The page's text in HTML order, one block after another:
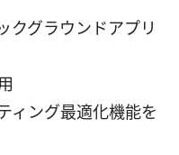
クグラウンドアプリ
ィング最適化機能を